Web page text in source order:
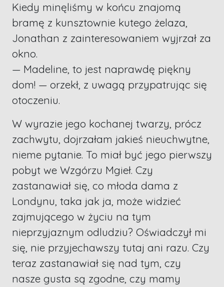
Kiedy minęliśmy w końcu znajomą
bramę z kunsztownie kutego żelaza,
Jonathan z zainteresowaniem wyjrzał za
okno.
— Madeline, to jest naprawdę piękny
dom! — orzekł, z uwagą przypatrując się
otoczeniu.
W wyrazie jego kochanej twarzy, prócz
zachwytu, dojrzałam jakieś nieuchwytne,
nieme pytanie. To miał być jego pierwszy
pobyt we Wzgórzu Mgieł. Czy
zastanawiał się, co młoda dama z
Londynu, taka jak ja, może widzieć
zajmującego w życiu na tym
nieprzyjaznym odludziu? Oświadczył mi
się, nie przyjechawszy tutaj ani razu. Czy
teraz zastanawiał się nad tym, czy
nasze gusta są zgodne, czy mamy